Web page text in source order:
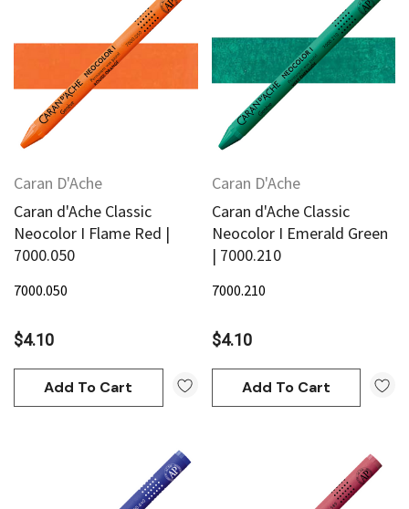
Caran D'Ache
Caran d'Ache Classic
Neocolor I Flame Red |
7000.050
7000.050
$4.10
Add To Cart
Caran D'Ache
Caran d'Ache Classic
Neocolor I Emerald Green
| 7000.210
7000.210
$4.10
Add To Cart